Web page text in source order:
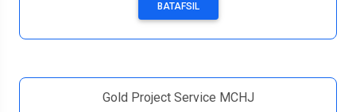
BATAFSIL
Gold Project Service MCHJ